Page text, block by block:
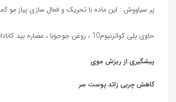
پر سیاووش : این ماده با تحریک و فعال سازی پیاز
حاوی پلی کواترنیوم10 ، روغن جوجوبا ، عصاره بید کانادایی و ویتامین هایE ،B6 و B5 و بیوتین ، ویتامین های ضروری جهت رشد موها بوده که با تغذیه و تقویت فولیکول مو باعث رویش مجدد موها می گردند.
پیشگیری از ریزش موی
کاهش چربی زائد پوست سر